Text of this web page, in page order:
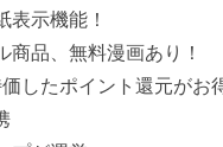
示機能！
品、無料漫画あり！
したポイント還元がお